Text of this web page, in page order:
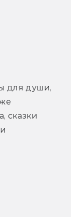
для души,
сказки